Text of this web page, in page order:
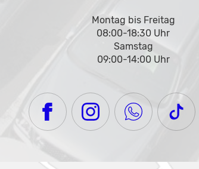
Montag bis Freitag
08:00-18:30 Uhr
Samstag
09:00-14:00 Uhr